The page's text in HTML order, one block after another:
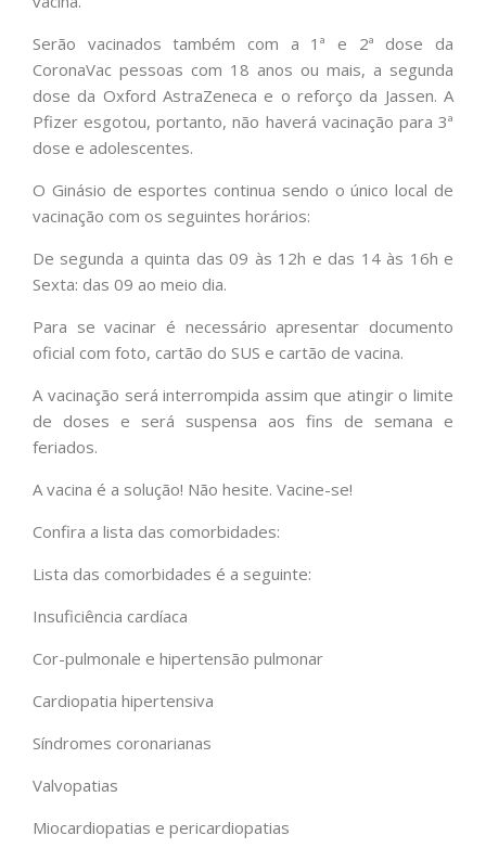
Serão vacinados também com a 1ª e 2ª dose da
CoronaVac pessoas com 18 anos ou mais, a segunda
dose da Oxford AstraZeneca e o reforço da Jassen. A
Pfizer esgotou, portanto, não haverá vacinação para 3ª
dose e adolescentes.
O Ginásio de esportes continua sendo o único local de
vacinação com os seguintes horários:
De segunda a quinta das 09 às 12h e das 14 às 16h e
Sexta: das 09 ao meio dia.
Para se vacinar é necessário apresentar documento
oficial com foto, cartão do SUS e cartão de vacina.
A vacinação será interrompida assim que atingir o limite
de doses e será suspensa aos fins de semana e
feriados.
A vacina é a solução! Não hesite. Vacine-se!
Confira a lista das comorbidades:
Lista das comorbidades é a seguinte:
Insuficiência cardíaca
Cor-pulmonale e hipertensão pulmonar
Cardiopatia hipertensiva
Síndromes coronarianas
Valvopatias
Miocardiopatias e pericardiopatias